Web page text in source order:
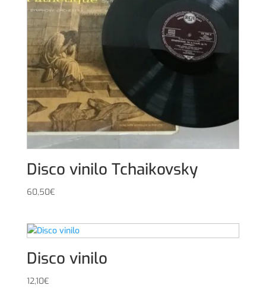
Disco vinilo Tchaikovsky
60,50€
Disco vinilo
12,10€